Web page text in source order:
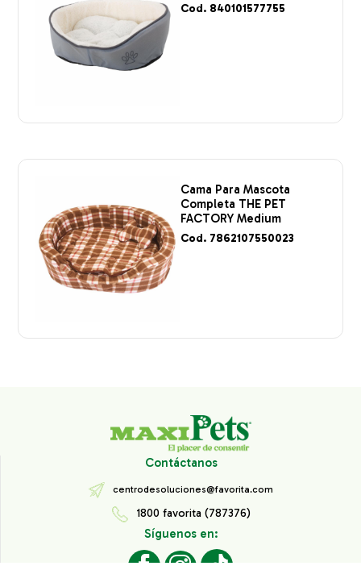
Cod. 840101577755
Cama Para Mascota
Completa THE PET
FACTORY Medium
Cod. 7862107550023
Contáctanos
centrodesoluciones@favorita.com
1800 favorita (787376)
Síguenos en: